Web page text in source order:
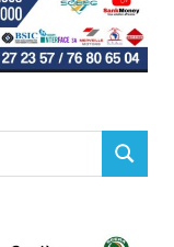
SEARCH